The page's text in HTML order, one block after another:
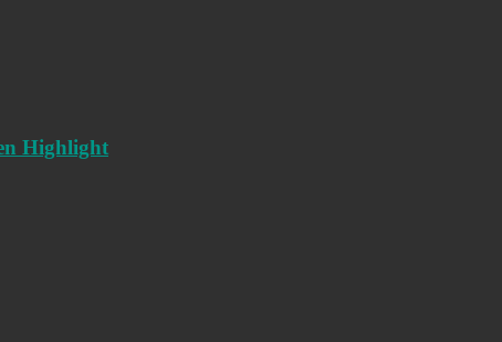
Highlight